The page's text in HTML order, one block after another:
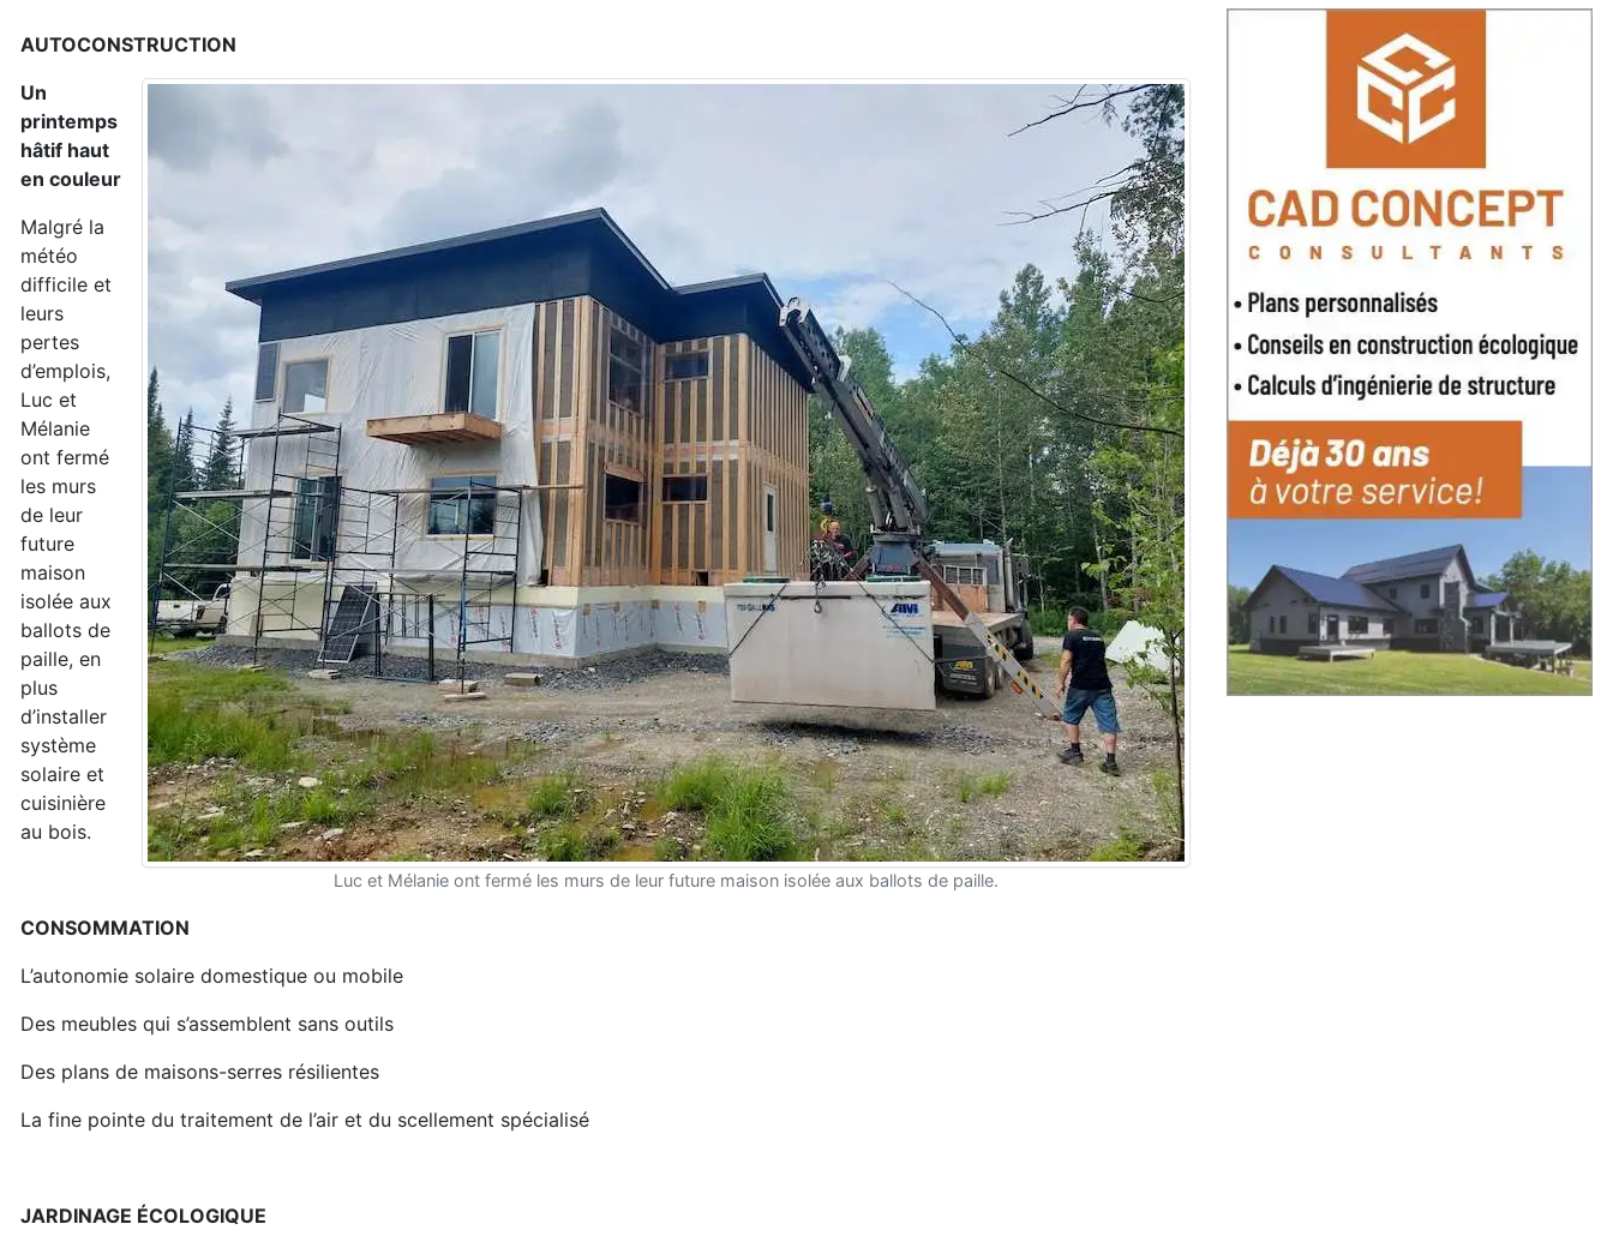
AUTOCONSTRUCTION
Luc et Mélanie ont fermé les murs de leur future maison isolée aux ballots de paille.
Un
printemps
hâtif haut
en couleur
Malgré la
météo
difficile et
leurs
pertes
d’emplois,
Luc et
Mélanie
ont fermé
les murs
de leur
future
maison
isolée aux
ballots de
paille, en
plus
d’installer
système
solaire et
cuisinière
au bois.
CONSOMMATION
L’autonomie solaire domestique ou mobile
Des meubles qui s’assemblent sans outils
Des plans de maisons-serres résilientes
La fine pointe du traitement de l’air et du scellement spécialisé
JARDINAGE ÉCOLOGIQUE